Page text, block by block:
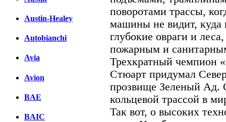
Austin-Healey
Autobianchi
Avia
Avion
BAE
BAIC
поворотами трассы,
машины не видит, куда
глубокие овраги и
пожарным и
Трехкратный чемпион
Стюарт придумал
прозвище Зеленый Ад.
кольцевой трассой в
Так вот, о высоких